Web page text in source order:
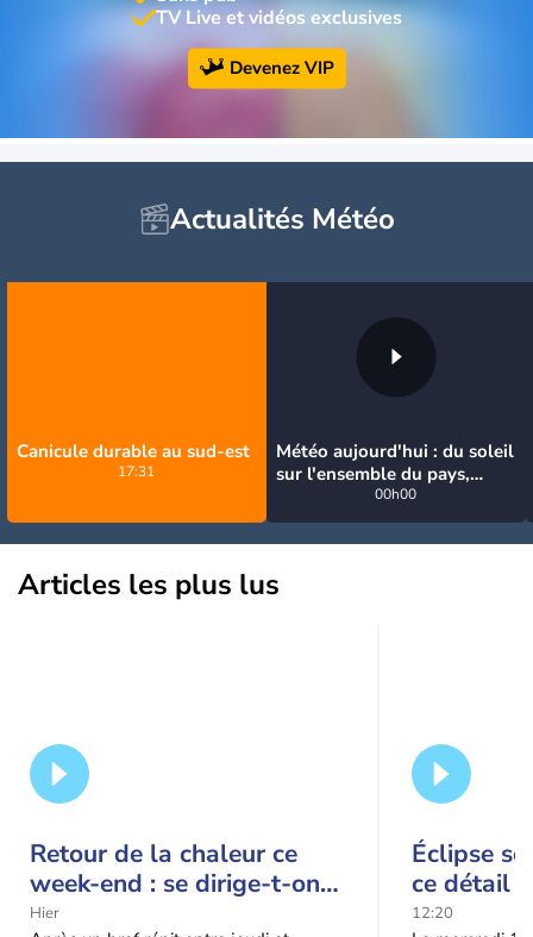
TV Live et vidéos exclusives
Devenez VIP
Actualités Météo
Canicule durable au sud-est
17:31
Météo aujourd'hui : du soleil
sur l'ensemble du pays,
jusqu'à 40°C au sud-est
00h00
Articles les plus lus
Retour de la chaleur ce
week-end : se dirige-t-on
vers une cinquième vague
Hier
Éclipse
ce détail
spectacle
12:20